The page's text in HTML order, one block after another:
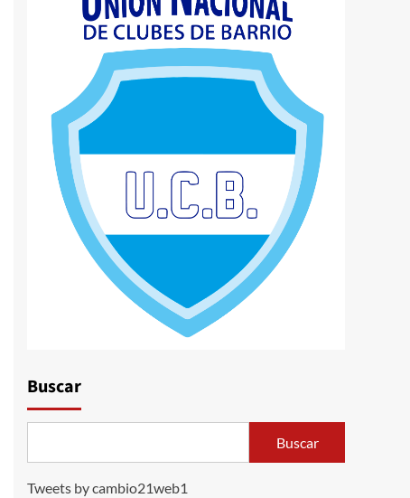
Buscar
Buscar
Tweets by cambio21web1